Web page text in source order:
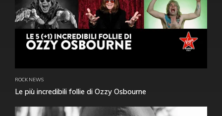
ROCK NEWS
Le più incredibili follie di Ozzy Osbourne